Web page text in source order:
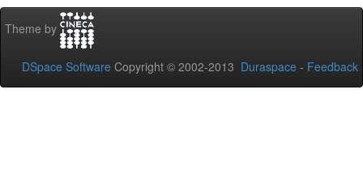
Theme by
DSpace Software Copyright © 2002-2013 Duraspace - Feedback